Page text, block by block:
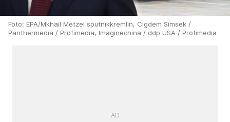
Foto: EPA/Mkhail Metzel sputnikkremlin, Cigdem Simsek /
Panthermedia / Profimedia, Imaginechina / ddp USA / Profimedia